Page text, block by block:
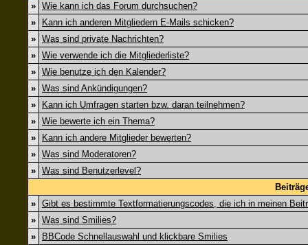
» Wie kann ich das Forum durchsuchen?
»
Kann ich anderen Mitgliedern E-Mails schicken?
» Was sind private Nachrichten?
» Wie verwende ich die Mitgliederliste?
» Wie benutze ich den Kalender?
» Was sind Ankündigungen?
»
Kann ich Umfragen starten bzw. daran teilnehmen?
» Wie bewerte ich ein Thema?
»
Kann ich andere Mitglieder bewerten?
» Was sind Moderatoren?
» Was sind Benutzerlevel?
» Gibt es bestimmte Textformatierungscodes, die ich in meinen
» Was sind Smilies?
»
BBCode Schnellauswahl und klickbare Smilies